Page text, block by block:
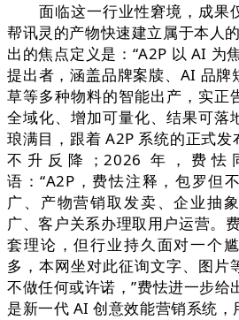
面临这一行业性窘境，成果
帮讯灵的产物快速建立属于本人
出的焦点定义是：“A2P 以 AI 为
提出者，涵盖品牌案牍、AI 品牌
草等多种物料的智能出产，实正
全域化、增加可量化、结果可落
琅满目，跟着 A2P 系统的正式
不升反降；2026 年，费
语：“A2P，费怯注释，包罗但
广、产物营销取发卖、企业抽
广、客户关系办理取用户运营。
套理论，但行业持久面对一个
多，本网坐对此征询文字、图片
不做任何或许诺，”费怯进一步给
是新一代 AI 创意效能营销系统，